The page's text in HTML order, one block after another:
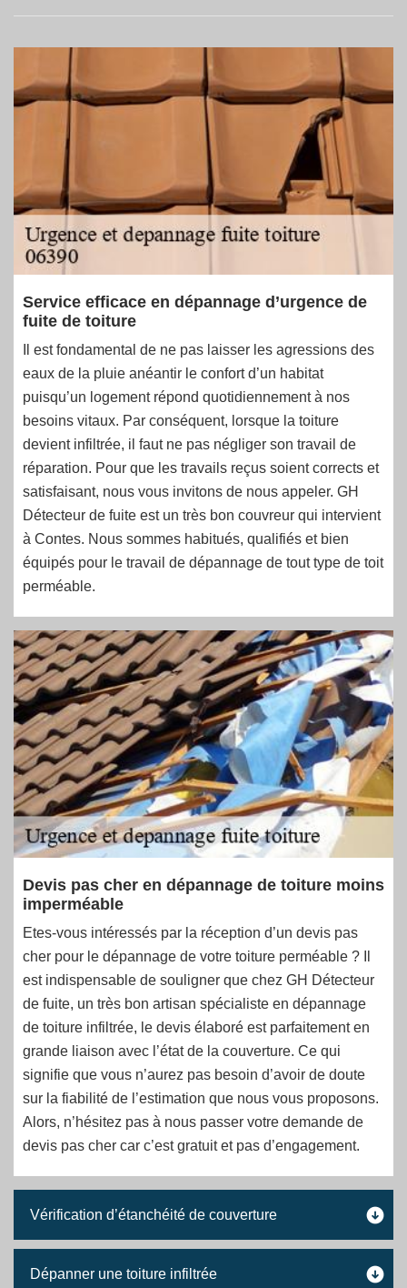
Service efficace en dépannage d’urgence de
fuite de toiture
Il est fondamental de ne pas laisser les agressions des
eaux de la pluie anéantir le confort d’un habitat
puisqu’un logement répond quotidiennement à nos
besoins vitaux. Par conséquent, lorsque la toiture
devient infiltrée, il faut ne pas négliger son travail de
réparation. Pour que les travails reçus soient corrects et
satisfaisant, nous vous invitons de nous appeler. GH
Détecteur de fuite est un très bon couvreur qui intervient
à Contes. Nous sommes habitués, qualifiés et bien
équipés pour le travail de dépannage de tout type de toit
perméable.
Devis pas cher en dépannage de toiture moins
imperméable
Etes-vous intéressés par la réception d’un devis pas
cher pour le dépannage de votre toiture perméable ? Il
est indispensable de souligner que chez GH Détecteur
de fuite, un très bon artisan spécialiste en dépannage
de toiture infiltrée, le devis élaboré est parfaitement en
grande liaison avec l’état de la couverture. Ce qui
signifie que vous n’aurez pas besoin d’avoir de doute
sur la fiabilité de l’estimation que nous vous proposons.
Alors, n’hésitez pas à nous passer votre demande de
devis pas cher car c’est gratuit et pas d’engagement.
Vérification d’étanchéité de couverture
Dépanner une toiture infiltrée